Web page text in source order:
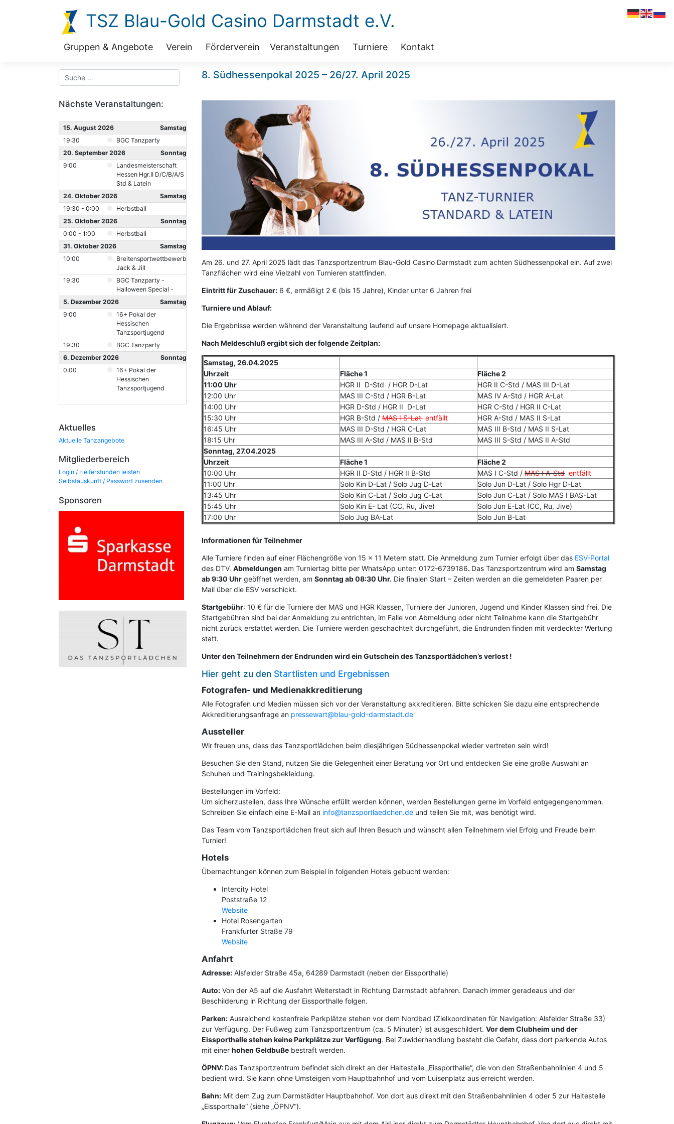
TSZ Blau-Gold Casino Darmstadt e.V.
Gruppen & Angebote Verein Förderverein Veranstaltungen Turniere Kontakt
Nächste Veranstaltungen:
15. August 2026
Samstag
19:30
BGC Tanzparty
20. September 2026
Sonntag
9:00
Landesmeisterschaft
Hessen Hgr.II D/C/B/A/S
Std & Latein
24. Oktober 2026
Samstag
19:30 - 0:00
Herbstball
25. Oktober 2026
Sonntag
0:00 - 1:00
Herbstball
31. Oktober 2026
Samstag
10:00
Breitensportwettbewerb
Jack & Jill
19:30
BGC Tanzparty -
Halloween Special -
5. Dezember 2026
Samstag
9:00
16+ Pokal der
Hessischen
Tanzsportjugend
19:30
BGC Tanzparty
6. Dezember 2026
Sonntag
0:00
16+ Pokal der
Hessischen
Tanzsportjugend
Aktuelles
Aktuelle Tanzangebote
Mitgliederbereich
Login / Helferstunden leisten
Selbstauskunft / Passwort zusenden
Sponsoren
8. Südhessenpokal 2025 – 26/27. April 2025
Am 26. und 27. April 2025 lädt das Tanzsportzentrum Blau-Gold Casino Darmstadt zum achten Südhessenpokal ein. Auf zwei
Tanzflächen wird eine Vielzahl von Turnieren stattfinden.
Eintritt für Zuschauer: 6 €, ermäßigt 2 € (bis 15 Jahre), Kinder unter 6 Jahren frei
Turniere und Ablauf:
Die Ergebnisse werden während der Veranstaltung laufend auf unsere Homepage aktualisiert.
Nach Meldeschluß ergibt sich der folgende Zeitplan:
Samstag, 26.04.2025
Uhrzeit
Fläche 1
Fläche 2
11:00 Uhr
HGR II D-Std / HGR D-Lat
HGR II C-Std / MAS III D-Lat
12:00 Uhr
MAS III C-Std / HGR B-Lat
MAS IV A-Std / HGR A-Lat
14:00 Uhr
HGR D-Std / HGR II D-Lat
HGR C-Std / HGR II C-Lat
15:30 Uhr
HGR B-Std / MAS I S-Lat entfällt
HGR A-Std / MAS II S-Lat
16:45 Uhr
MAS III D-Std / HGR C-Lat
MAS III B-Std / MAS II S-Lat
18:15 Uhr
MAS III A-Std / MAS II B-Std
MAS III S-Std / MAS II A-Std
Sonntag, 27.04.2025
Uhrzeit
Fläche 1
Fläche 2
10:00 Uhr
HGR II D-Std / HGR II B-Std MAS I C-Std / MAS I A-Std entfällt
11:00 Uhr
Solo Kin D-Lat / Solo Jug D-Lat
Solo Jun D-Lat / Solo Hgr D-Lat
13:45 Uhr
Solo Kin C-Lat / Solo Jug C-Lat
Solo Jun C-Lat / Solo MAS I BAS-Lat
15:45 Uhr
Solo Kin E- Lat (CC, Ru, Jive)
Solo Jun E-Lat (CC, Ru, Jive)
17:00 Uhr
Solo Jug BA-Lat Solo Jun B-Lat
Informationen für Teilnehmer
Alle Turniere finden auf einer Flächengröße von 15 x 11 Metern statt. Die Anmeldung zum Turnier erfolgt über das ESV-Portal
des DTV. Abmeldungen am Turniertag bitte per WhatsApp unter: 0172-6739186. Das Tanzsportzentrum wird am Samstag
ab 9:30 Uhr geöffnet werden, am Sonntag ab 08:30 Uhr. Die finalen Start – Zeiten werden an die gemeldeten Paaren per
Mail über die ESV verschickt.
Startgebühr: 10 € für die Turniere der MAS und HGR Klassen, Turniere der Junioren, Jugend und Kinder Klassen sind frei. Die
Startgebühren sind bei der Anmeldung zu entrichten, im Falle von Abmeldung oder nicht Teilnahme kann die Startgebühr
nicht zurück erstattet werden. Die Turniere werden geschachtelt durchgeführt, die Endrunden finden mit verdeckter Wertung
statt.
Unter den Teilnehmern der Endrunden wird ein Gutschein des Tanzsportlädchen’s verlost !
Hier geht zu den Startlisten und Ergebnissen
Fotografen- und Medienakkreditierung
Alle Fotografen und Medien müssen sich vor der Veranstaltung akkreditieren. Bitte schicken Sie dazu eine entsprechende
Akkreditierungsanfrage an pressewart@blau-gold-darmstadt.de
Aussteller
Wir freuen uns, dass das Tanzsportlädchen beim diesjährigen Südhessenpokal wieder vertreten sein wird!
Besuchen Sie den Stand, nutzen Sie die Gelegenheit einer Beratung vor Ort und entdecken Sie eine große Auswahl an
Schuhen und Trainingsbekleidung.
Bestellungen im Vorfeld:
Um sicherzustellen, dass Ihre Wünsche erfüllt werden können, werden Bestellungen gerne im Vorfeld entgegengenommen.
Schreiben Sie einfach eine E-Mail an info@tanzsportlaedchen.de und teilen Sie mit, was benötigt wird.
Das Team vom Tanzsportlädchen freut sich auf Ihren Besuch und wünscht allen Teilnehmern viel Erfolg und Freude beim
Turnier!
Hotels
Übernachtungen können zum Beispiel in folgenden Hotels gebucht werden:
Intercity Hotel
Poststraße 12
Website
Hotel Rosengarten
Frankfurter Straße 79
Website
Anfahrt
Adresse: Alsfelder Straße 45a, 64289 Darmstadt (neben der Eissporthalle)
Auto: Von der A5 auf die Ausfahrt Weiterstadt in Richtung Darmstadt abfahren. Danach immer geradeaus und der
Beschilderung in Richtung der Eissporthalle folgen.
Parken: Ausreichend kostenfreie Parkplätze stehen vor dem Nordbad (Zielkoordinaten für Navigation: Alsfelder Straße 33)
zur Verfügung. Der Fußweg zum Tanzsportzentrum (ca. 5 Minuten) ist ausgeschildert. Vor dem Clubheim und der
Eissporthalle stehen keine Parkplätze zur Verfügung. Bei Zuwiderhandlung besteht die Gefahr, dass dort parkende Autos
mit einer hohen Geldbuße bestraft werden.
ÖPNV: Das Tanzsportzentrum befindet sich direkt an der Haltestelle „Eissporthalle“, die von den Straßenbahnlinien 4 und 5
bedient wird. Sie kann ohne Umsteigen vom Hauptbahnhof und vom Luisenplatz aus erreicht werden.
Bahn: Mit dem Zug zum Darmstädter Hauptbahnhof. Von dort aus direkt mit den Straßenbahnlinien 4 oder 5 zur Haltestelle
„Eissporthalle“ (siehe „ÖPNV“).